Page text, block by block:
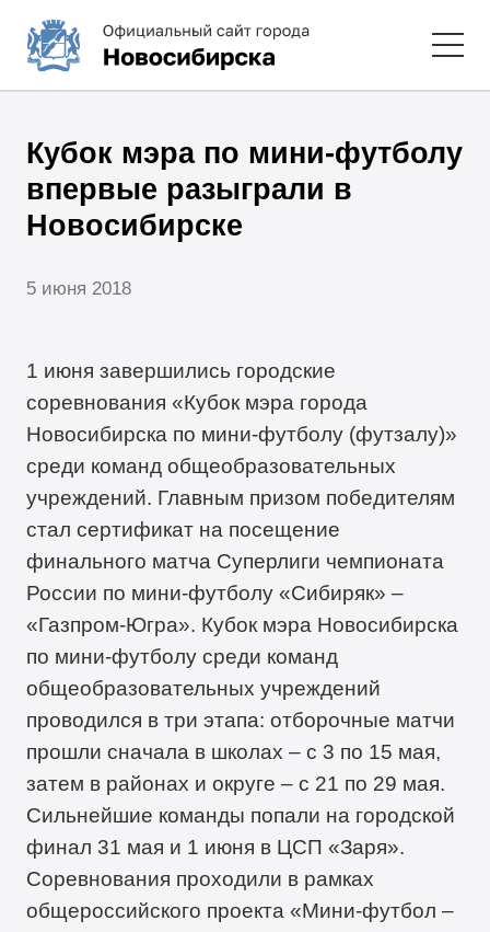
Кубок мэра по мини-футболу
впервые разыграли в
Новосибирске
5 июня 2018
1 июня завершились городские
соревнования «Кубок мэра города
Новосибирска по мини-футболу (футзалу)»
среди команд общеобразовательных
учреждений. Главным призом победителям
стал сертификат на посещение
финального матча Суперлиги чемпионата
России по мини-футболу «Сибиряк» –
«Газпром-Югра». Кубок мэра Новосибирска
по мини-футболу среди команд
общеобразовательных учреждений
проводился в три этапа: отборочные матчи
прошли сначала в школах – с 3 по 15 мая,
затем в районах и округе – с 21 по 29 мая.
Сильнейшие команды попали на городской
финал 31 мая и 1 июня в ЦСП «Заря».
Соревнования проходили в рамках
общероссийского проекта «Мини-футбол –